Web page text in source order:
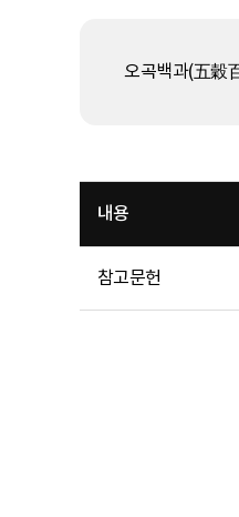
오곡백과(五穀
내용
참고문헌